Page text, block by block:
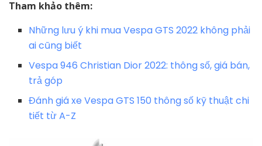
Tham khảo thêm:
Những lưu ý khi mua Vespa GTS 2022 không phải
ai cũng biết
Vespa 946 Christian Dior 2022: thông số, giá bán,
trả góp
Đánh giá xe Vespa GTS 150 thông số kỹ thuật chi
tiết từ A-Z